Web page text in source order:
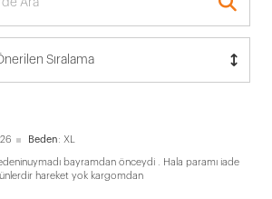
Sıralama
Beden: XL
bayramdan önceydi . Hala paramı iade
hareket yok kargomdan